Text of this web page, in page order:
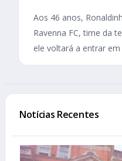
Aos 46 anos,
Ravenna FC, time da
ele voltará a entrar
Notícias Recentes